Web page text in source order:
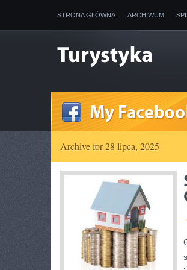
STRONA GŁÓWNA ARCHIWUM
Archive for 28 lipca, 2025